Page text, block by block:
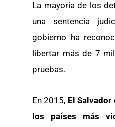
La mayoría de los
una sentencia
gobierno ha
libertar más de 7
pruebas.
En 2015, El
los países más